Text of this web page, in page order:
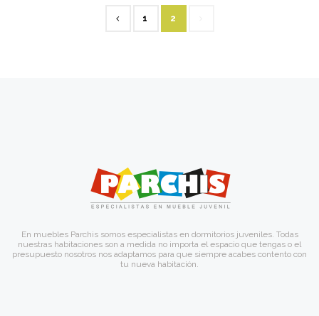
1 2
En muebles Parchis somos especialistas en dormitorios juveniles. Todas
nuestras habitaciones son a medida no importa el espacio que tengas o el
presupuesto nosotros nos adaptamos para que siempre acabes contento con
tu nueva habitación.